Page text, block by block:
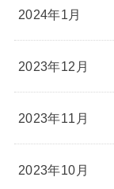
2024年1月
2023年12月
2023年11月
2023年10月